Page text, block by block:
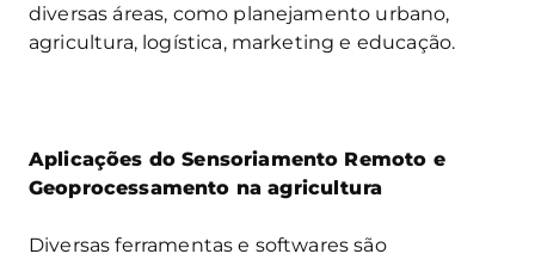
diversas áreas, como planejamento urbano,
agricultura, logística, marketing e educação.
Aplicações do Sensoriamento Remoto e
Geoprocessamento na agricultura
Diversas ferramentas e softwares são